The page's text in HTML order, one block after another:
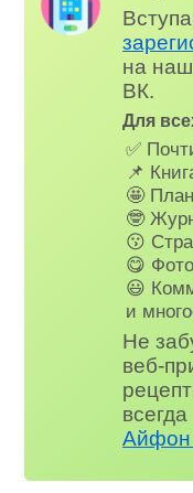
на
ВК.
Для
✅
📌
🤩
🤓
😗
😋
😃
и
Не
веб-
Айфон